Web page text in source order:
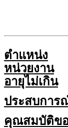
ตำแหน่ง
หน่วยงาน
อายุไม่เกิน
ประสบการ
คุณสมบัติข